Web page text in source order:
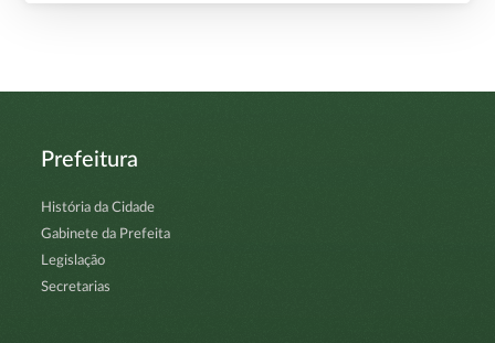
Prefeitura
História da Cidade
Gabinete da Prefeita
Legislação
Secretarias